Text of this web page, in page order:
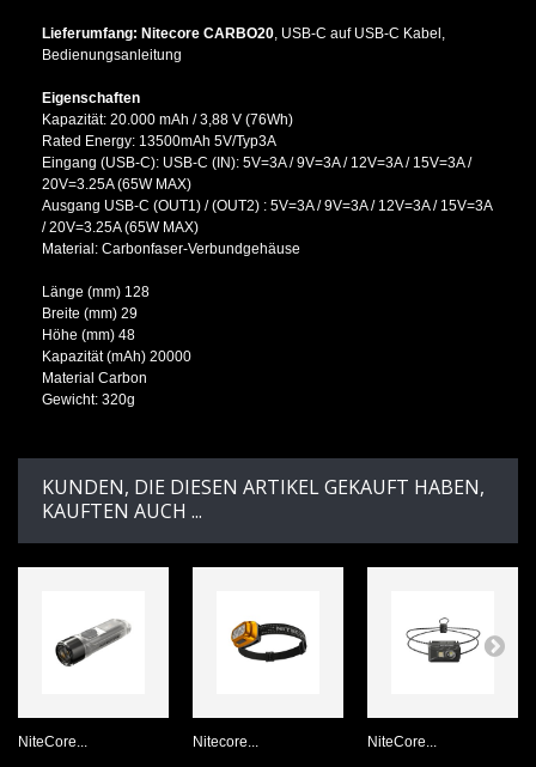
Lieferumfang: Nitecore CARBO20 , USB-C auf USB-C Kabel,
Bedienungsanleitung
Eigenschaften
Kapazität: 20.000 mAh / 3,88 V (76Wh)
Rated Energy: 13500mAh 5V/Typ3A
Eingang (USB-C): USB-C (IN): 5V=3A / 9V=3A / 12V=3A / 15V=3A /
20V=3.25A (65W MAX)
Ausgang USB-C (OUT1) / (OUT2) : 5V=3A / 9V=3A / 12V=3A / 15V=3A
/ 20V=3.25A (65W MAX)
Material: Carbonfaser-Verbundgehäuse
Länge (mm) 128
Breite (mm) 29
Höhe (mm) 48
Kapazität (mAh) 20000
Material Carbon
Gewicht: 320g
KUNDEN, DIE DIESEN ARTIKEL GEKAUFT HABEN,
KAUFTEN AUCH ...
NiteCore... Nitecore... NiteCore...